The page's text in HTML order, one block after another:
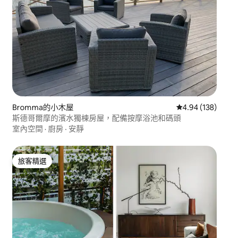
Bromma的小木屋 從 138 則評價
4.94 (138)
斯德哥爾摩的濱水獨棟房屋，配備按摩浴池和碼頭
室內空間 · 廚房 · 安靜
旅客精選
旅客精選